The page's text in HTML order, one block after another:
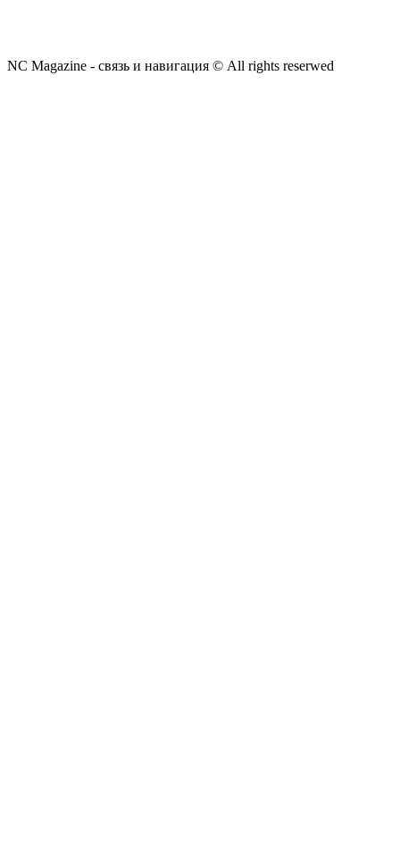
NC Magazine - связь и навигация © All rights reserwed